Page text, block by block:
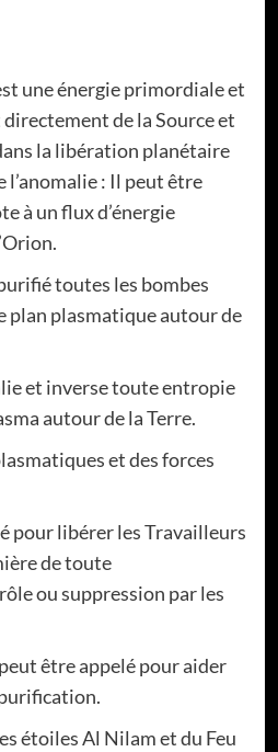
une énergie primordiale et
de la Source et
la libération planétaire
: Il peut être
à un flux d’énergie
toutes les bombes
plan plasmatique autour de
et inverse toute entropie
autour de la Terre.
et des forces
pour libérer les Travailleurs
de toute
ou suppression par les
être appelé pour aider
étoiles Al Nilam et du Feu